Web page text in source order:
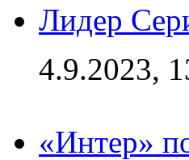
Лидер
4.9.2023,
«Интер»